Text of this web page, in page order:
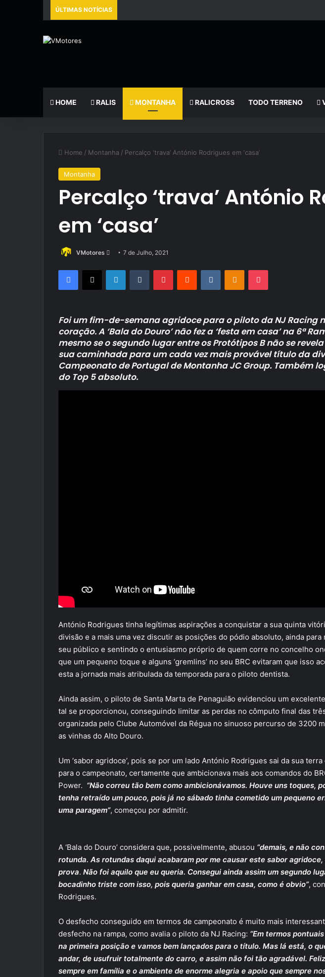
ÚLTIMAS NOTÍCIAS
HOME RALIS MONTANHA RALICROSS TODO TERRENO
Home / Montanha / Percalço ‘trava’ António Rodrigues em ‘casa’
Montanha
Percalço ‘trava’ António
em ‘casa’
VMotores
Send
email
7 de Julho, 2021
Facebook
X LinkedInTumblr PinterestReddit VKontakteOdnoklassniki
Pocket
Foi um fim-de-semana agridoce para o piloto da NJ Racing
coração. A ‘Bala do Douro’ não fez a ‘festa em casa’ na 6ª
mesmo se o segundo lugar entre os Protótipos B não se
sua caminhada para um cada vez mais provável título da
Campeonato de Portugal de Montanha JC Group. Também
do Top 5 absoluto.
António Rodrigues tinha legítimas aspirações a conquistar a sua quinta
divisão e a mais uma vez discutir as posições do pódio absoluto, ainda para
seu público e sentindo o entusiasmo próprio de quem corre no concelho
que um pequeno toque e alguns ‘gremlins’ no seu BRC evitaram que isso
esta a jornada mais atribulada da temporada para o piloto dentista.
Ainda assim, o piloto de Santa Marta de Penaguião evidenciou um
tal se proporcionou, conseguindo limitar as perdas no cômputo final das
organizada pelo Clube Automóvel da Régua no sinuoso percurso de 3200
as vinhas do Alto Douro.
Um ‘sabor agridoce’, pois se por um lado António Rodrigues sai da sua
para o campeonato, certamente que ambicionava mais aos comandos do
Power. “Não correu tão bem como ambicionávamos. Houve uns toques,
tenha retraído um pouco, pois já no sábado tinha cometido um pequeno
uma paragem”, começou por admitir.
A ‘Bala do Douro’ considera que, possivelmente, abusou “demais, e não
rotunda. As rotundas daqui acabaram por me causar este sabor
prova. Não foi aquilo que eu queria. Consegui ainda assim um segundo
bocadinho triste com isso, pois queria ganhar em casa, como é obvio”,
Rodrigues.
O desfecho conseguido em termos de campeonato é muito mais
desfecho na rampa, como avalia o piloto da NJ Racing: “Em termos
na primeira posição e vamos bem lançados para o título. Mas lá está, o
andar, de usufruir totalmente do carro, e assim não foi tão agradável.
sempre em família e o ambiente de enorme alegria e apoio que sempre